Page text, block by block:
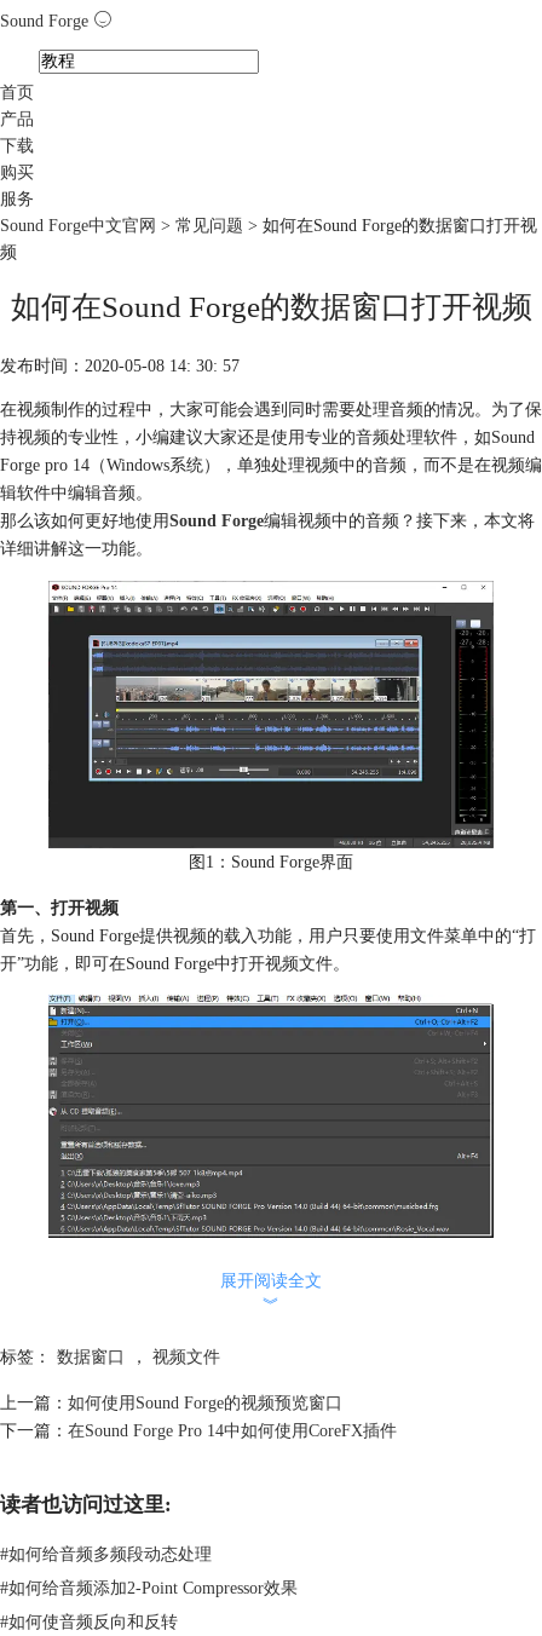
Sound Forge
首页
产品
下载
购买
服务
Sound Forge中文官网 > 常见问题 > 如何在Sound Forge的数据窗口打开视
频
如何在Sound Forge的数据窗口打开视频
发布时间：2020-05-08 14: 30: 57
在视频制作的过程中，大家可能会遇到同时需要处理音频的情况。为了保
持视频的专业性，小编建议大家还是使用专业的音频处理软件，如Sound
Forge pro 14（Windows系统），单独处理视频中的音频，而不是在视频编
辑软件中编辑音频。
那么该如何更好地使用Sound Forge编辑视频中的音频？接下来，本文将
详细讲解这一功能。
图1：Sound Forge界面
第一、打开视频
首先，Sound Forge提供视频的载入功能，用户只要使用文件菜单中的“打
开”功能，即可在Sound Forge中打开视频文件。
与音频文件的打开相似，视频文件会在新建的数据窗口中打开，同时在视
视频的内容，当音频播放的同时，视频条上的图像也会同步移动变化。
图3：载入数据窗口
展开阅读全文
︾
标签： 数据窗口 ， 视频文件
上一篇： 如何使用Sound Forge的视频预览窗口
下一篇： 在Sound Forge Pro 14中如何使用CoreFX插件
读者也访问过这里:
#如何给音频多频段动态处理
#如何给音频添加2-Point Compressor效果
#如何使音频反向和反转